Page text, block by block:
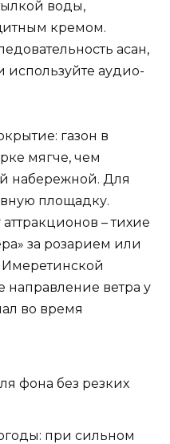
воды,
кремом.
асан,
используйте аудио-
газон в
мягче, чем
набережной. Для
площадку.
– тихие
за розарием или
Имеретинской
направление ветра у
во время
фона без резких
при сильном